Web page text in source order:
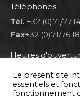
Téléphones
Tél. +32 (0)71/
Fax+32 (0)71/
Heures
Lun 8h00-12h00
Mar au ven
Sam 9h00-16h00
Le présent site
essentiels et
fonctionnement